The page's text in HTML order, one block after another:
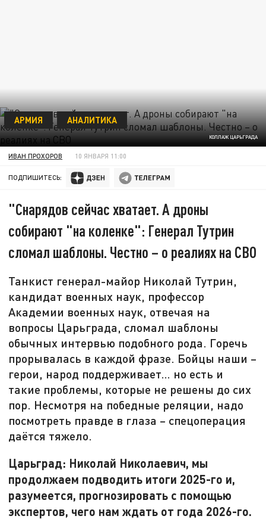
КОЛЛАЖ ЦАРЬГРАДА
АРМИЯ АНАЛИТИКА
ИВАН ПРОХОРОВ 10 ЯНВАРЯ 11:00
ПОДПИШИТЕСЬ:
"Снарядов сейчас хватает. А дроны
собирают "на коленке": Генерал Тутрин
сломал шаблоны. Честно – о реалиях на СВО
Танкист генерал-майор Николай Тутрин,
кандидат военных наук, профессор
Академии военных наук, отвечая на
вопросы Царьграда, сломал шаблоны
обычных интервью подобного рода. Горечь
прорывалась в каждой фразе. Бойцы наши –
герои, народ поддерживает… но есть и
такие проблемы, которые не решены до сих
пор. Несмотря на победные реляции, надо
посмотреть правде в глаза – спецоперация
даётся тяжело.
Царьград: Николай Николаевич, мы
продолжаем подводить итоги 2025-го и,
разумеется, прогнозировать с помощью
экспертов, чего нам ждать от года 2026-го.